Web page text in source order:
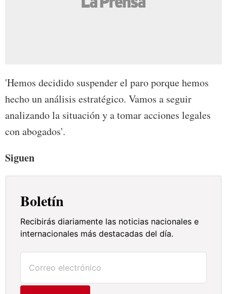
'Hemos decidido suspender el paro porque hemos
hecho un análisis estratégico. Vamos a seguir
analizando la situación y a tomar acciones legales
con abogados'.
Siguen
Boletín
Recibirás diariamente las noticias nacionales e
internacionales más destacadas del día.